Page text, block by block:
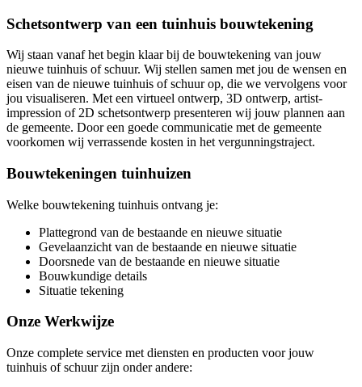
Schetsontwerp van een tuinhuis bouwtekening
Wij staan vanaf het begin klaar bij de bouwtekening van jouw
nieuwe tuinhuis of schuur. Wij stellen samen met jou de wensen en
eisen van de nieuwe tuinhuis of schuur op, die we vervolgens voor
jou visualiseren. Met een virtueel ontwerp, 3D ontwerp, artist-
impression of 2D schetsontwerp presenteren wij jouw plannen aan
de gemeente. Door een goede communicatie met de gemeente
voorkomen wij verrassende kosten in het vergunningstraject.
Bouwtekeningen tuinhuizen
Welke bouwtekening tuinhuis ontvang je:
Plattegrond van de bestaande en nieuwe situatie
Gevelaanzicht van de bestaande en nieuwe situatie
Doorsnede van de bestaande en nieuwe situatie
Bouwkundige details
Situatie tekening
Onze Werkwijze
Onze complete service met diensten en producten voor jouw
tuinhuis of schuur zijn onder andere: